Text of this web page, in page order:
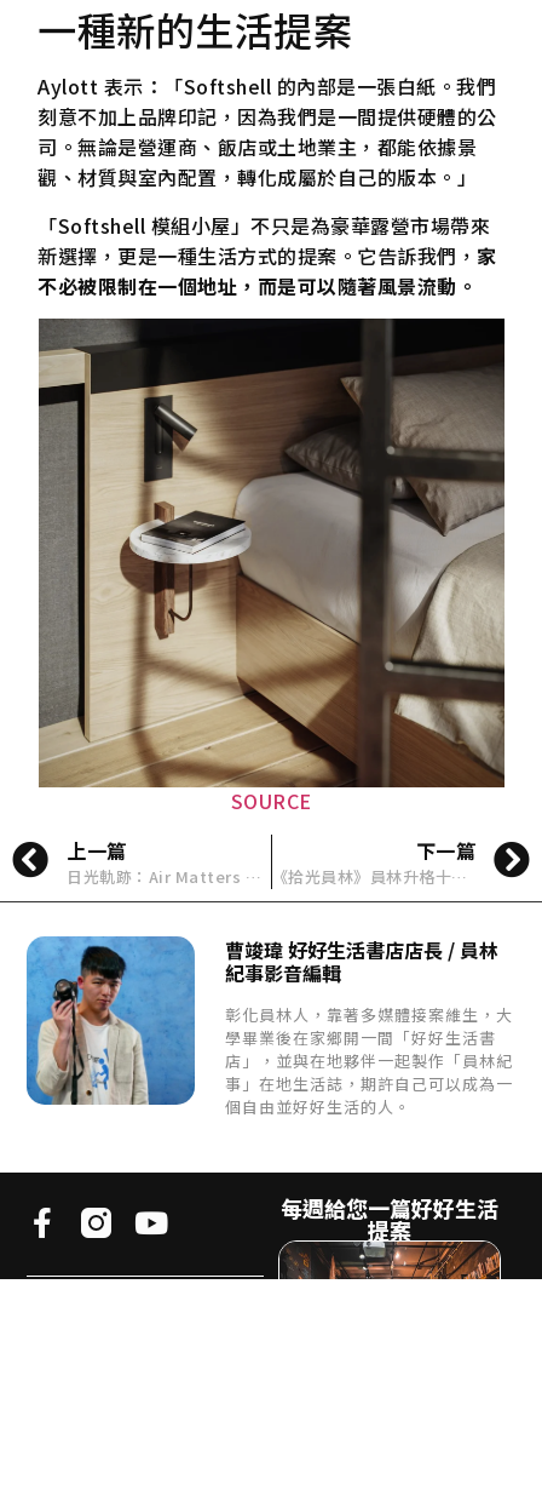
一種新的生活提案
Aylott 表示：「Softshell 的內部是一張白紙。我們
刻意不加上品牌印記，因為我們是一間提供硬體的公
司。無論是營運商、飯店或土地業主，都能依據景
觀、材質與室內配置，轉化成屬於自己的版本。」
「Softshell 模組小屋」不只是為豪華露營市場帶來
新選擇，更是一種生活方式的提案。它告訴我們， 家
不必被限制在一個地址，而是可以隨著風景流動。
SOURCE
上一篇
日光軌跡：Air Matters × 16 ARCH STUDIO 打造台灣光之容器
下一篇
《拾光員林》員林升格十週年走讀小旅行，邀你一起尋回城市記憶
曹竣瑋 好好生活書店店長 / 員林
紀事影音編輯
彰化員林人，靠著多媒體接案維生，大
學畢業後在家鄉開一間「好好生活書
店」，並與在地夥伴一起製作「員林紀
事」在地生活誌，期許自己可以成為一
個自由並好好生活的人。
每週給您一篇好好生活
提案